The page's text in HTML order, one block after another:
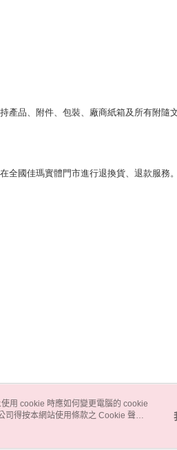
品、附件、包裝、廠商紙箱及所有附隨
全國佳瑪實體門市進行退換貨、退款服務
客服資訊
用 cookie 時應如何變更電腦的 cookie
司得按本網站使用條款之 Cookie 聲明